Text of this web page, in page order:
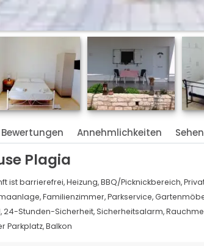
Bewertungen Annehmlichkeiten
Plagia
ist barrierefrei,Heizung,BBQ/Picknickbereich,
Familienzimmer,Parkservice,
24-Stunden-Sicherheit,Sicherheitsalarm,
Parkplatz,Balkon